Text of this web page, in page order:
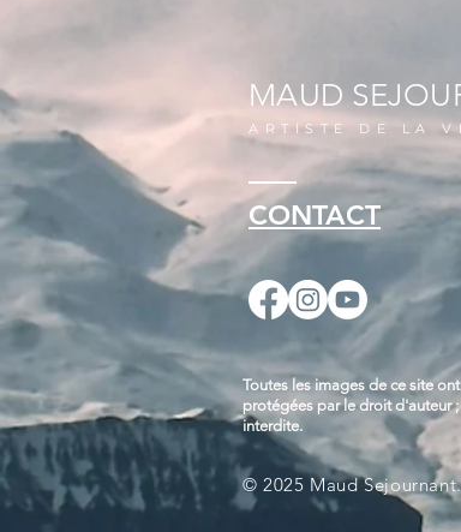
MAUD
ARTISTE DE LA
CONTACT
Toutes les images de ce site
protégées par le droit d'auteur
interdite.
© 2025 Maud